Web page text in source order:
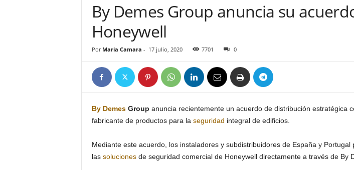
By Demes Group anuncia su
Honeywell
Por Maria Camara - 17 julio, 2020 7701 0
By DemesGroup anuncia recientemente un acuerdo de distribución estratégica
fabricante de productos para la seguridad integral de edificios.
Mediante este acuerdo, los instaladores y subdistribuidores de España y Portugal
las solucionesde seguridad comercial de Honeywell directamente a través de By